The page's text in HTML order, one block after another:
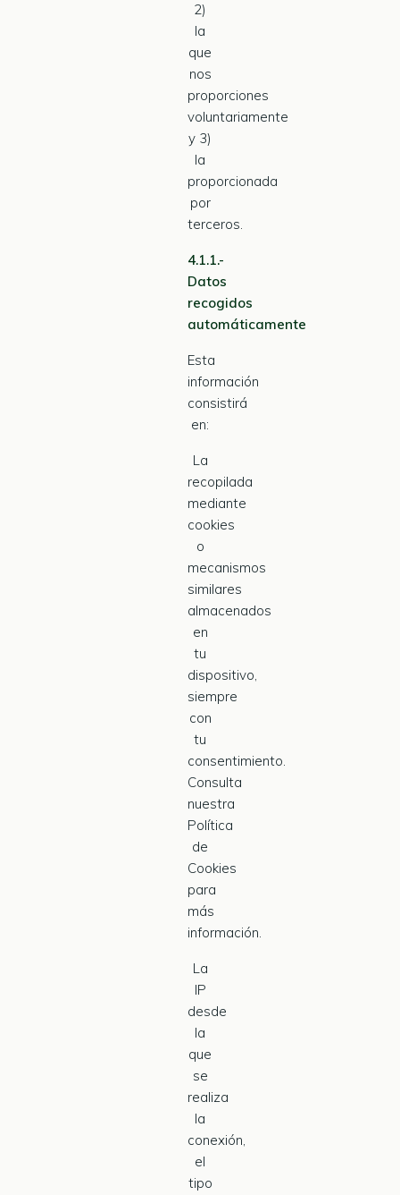
2)
la
que
nos
proporciones
voluntariamente
y 3)
la
proporcionada
por
terceros.
4.1.1.-
Datos
recogidos
automáticamente
Esta
información
consistirá
en:
La
recopilada
mediante
cookies
o
mecanismos
similares
almacenados
en
tu
dispositivo,
siempre
con
tu
consentimiento.
Consulta
nuestra
Política
de
Cookies
para
más
información.
La
IP
desde
la
que
se
realiza
la
conexión,
el
tipo